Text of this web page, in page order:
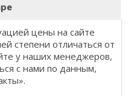
цены на сайте
степени отличаться от
у наших менеджеров,
с нами по данным,